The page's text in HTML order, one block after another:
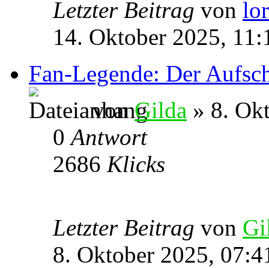
Letzter Beitrag von
14. Oktober 2025,
Fan-Legende: Der
vonGilda » 8.
0Antwort
2686 Klicks
Letzter Beitrag von
8. Oktober 2025,